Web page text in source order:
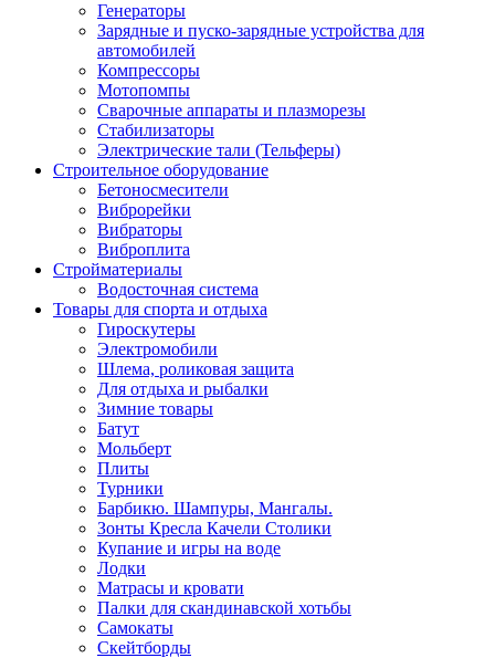
Генераторы
Зарядные и пуско-зарядные устройства для
автомобилей
Компрессоры
Мотопомпы
Сварочные аппараты и плазморезы
Стабилизаторы
Электрические тали (Тельферы)
Строительное оборудование
Бетоносмесители
Виброрейки
Вибраторы
Виброплита
Стройматериалы
Водосточная система
Товары для спорта и отдыха
Гироскутеры
Электромобили
Шлема, роликовая защита
Для отдыха и рыбалки
Зимние товары
Батут
Мольберт
Плиты
Турники
Барбикю. Шампуры, Мангалы.
Зонты Кресла Качели Столики
Купание и игры на воде
Лодки
Матрасы и кровати
Палки для скандинавской хотьбы
Самокаты
Скейтборды